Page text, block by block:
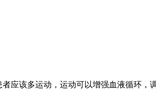
应该多运动，运动可以增强血液循环，